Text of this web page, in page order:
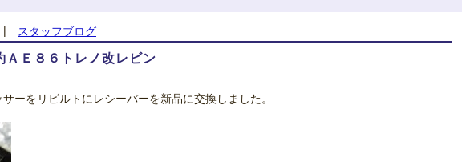
スタッフブログ
Ｅ８６トレノ改レビン
ーをリビルトにレシーバーを新品に交換しました。